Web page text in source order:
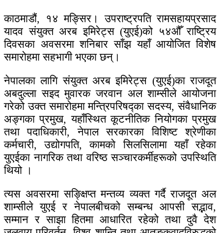
काठमाडौं, १४ मङ्सिर। उपराष्ट्रपति रामसहायप्रसाद
यादव संयुक्त अरब इमिरेट्स (युएई)को ५४औँ राष्ट्रिय
दिवसका अवसरमा शनिबार साँझ यहाँ आयोजित विशेष
समारोहमा सहभागी भएका छन्।
नेपालका लागि संयुक्त अरब इमिरेट्स (युएई)का राजदूत
अबदुल्ला सइद मुवारक जरवान अल शाम्सीले आयोजना
गरेको उक्त समारोहमा मन्त्रिपरिषद्का सदस्य, संवैधानिक
अङ्गका प्रमुख, यहाँस्थित कूटनीतिक नियोगका प्रमुख
तथा पदाधिकारी, नेपाल सरकारका विशिष्ट श्रेणीका
कर्मचारी, उद्योगपति, कामको सिलसिलामा यहाँ रहेका
युएईका नागरिक तथा वरिष्ठ सञ्चारकर्मीहरूको उपस्थिति
थियो ।
त्यस अवसरमा सङ्क्षिप्त मन्तव्य व्यक्त गर्दै राजदूत अल
शाम्सीले युएई र नेपालबीचको सम्बन्ध आपसी सद्भाव,
सम्मान र साझा हितमा आधारित रहेको तथा दुवै देश